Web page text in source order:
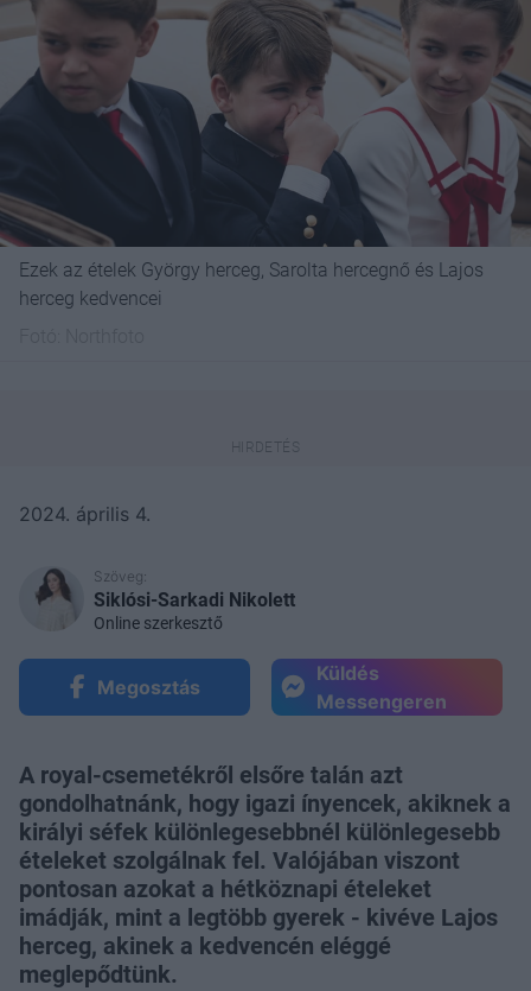
Ezek az ételek György herceg, Sarolta hercegnő és Lajos
herceg kedvencei
2024. április 4.
Szöveg:
Siklósi-Sarkadi Nikolett
Online szerkesztő
Megosztás
Küldés
Messengeren
A royal-csemetékről elsőre talán azt
gondolhatnánk, hogy igazi ínyencek, akiknek a
királyi séfek különlegesebbnél különlegesebb
ételeket szolgálnak fel. Valójában viszont
pontosan azokat a hétköznapi ételeket
imádják, mint a legtöbb gyerek - kivéve Lajos
herceg, akinek a kedvencén eléggé
meglepődtünk.